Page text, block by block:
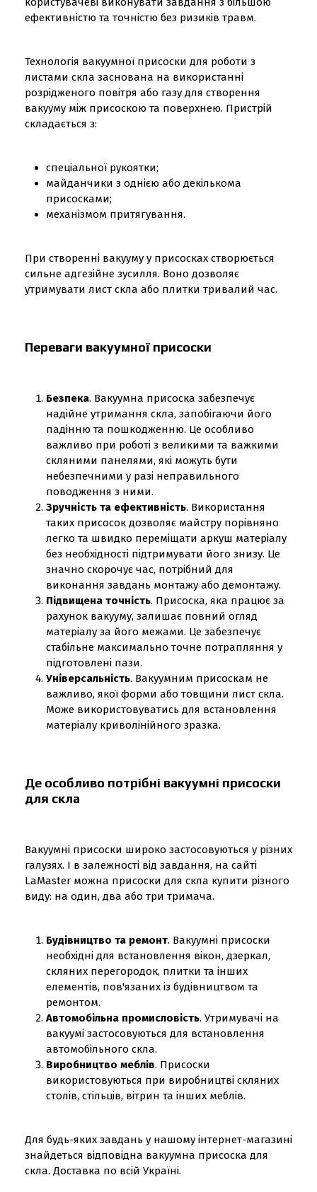
ефективністю та точністю без ризиків травм.
Технологія вакуумної присоски для роботи з
листами скла заснована на використанні
розрідженого повітря або газу для створення
вакууму між присоскою та поверхнею. Пристрій
складається з:
спеціальної рукоятки;
майданчики з однією або декількома
присосками;
механізмом притягування.
При створенні вакууму у присосках створюється
сильне адгезійне зусилля. Воно дозволяє
утримувати лист скла або плитки тривалий час.
Переваги вакуумної присоски
Безпека. Вакуумна присоска забезпечує
надійне утримання скла, запобігаючи його
падінню та пошкодженню. Це особливо
важливо при роботі з великими та важкими
скляними панелями, які можуть бути
небезпечними у разі неправильного
поводження з ними.
Зручність та ефективність. Використання
таких присосок дозволяє майстру порівняно
легко та швидко переміщати аркуш матеріалу
без необхідності підтримувати його знизу. Це
значно скорочує час, потрібний для
виконання завдань монтажу або демонтажу.
Підвищена точність. Присоска, яка працює за
рахунок вакууму, залишає повний огляд
матеріалу за його межами. Це забезпечує
стабільне максимально точне потрапляння у
підготовлені пази.
Універсальність. Вакуумним присоскам не
важливо, якої форми або товщини лист скла.
Може використовуватись для встановлення
матеріалу криволінійного зразка.
Де особливо потрібні вакуумні присоски
для скла
Вакуумні присоски широко застосовуються у різних
галузях. І в залежності від завдання, на сайті
LaMaster можна присоски для скла купити різного
виду: на один, два або три тримача.
Будівництво та ремонт. Вакуумні присоски
необхідні для встановлення вікон, дзеркал,
скляних перегородок, плитки та інших
елементів, пов'язаних із будівництвом та
ремонтом.
Автомобільна промисловість. Утримувачі на
вакуумі застосовуються для встановлення
автомобільного скла.
Виробництво меблів. Присоски
використовуються при виробництві скляних
столів, стільців, вітрин та інших меблів.
Для будь-яких завдань у нашому інтернет-магазині
знайдеться відповідна вакуумна присоска для
скла. Доставка по всій Україні.